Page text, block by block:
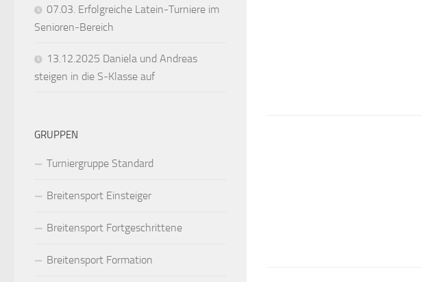
07.03. Erfolgreiche Latein-Turniere im
Senioren-Bereich
13.12.2025 Daniela und Andreas
steigen in die S-Klasse auf
GRUPPEN
Turniergruppe Standard
Breitensport Einsteiger
Breitensport Fortgeschrittene
Breitensport Formation